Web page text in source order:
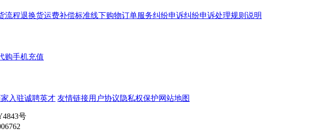
流程退换货运费补偿标准线下购物订单服务纠纷申诉纠纷申诉处理规则说明
购手机充值
入驻诚聘英才 友情链接用户协议隐私权保护网站地图
号